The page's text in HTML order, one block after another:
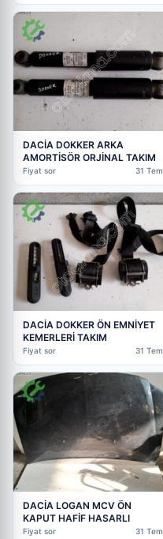
DACİA DOKKER ARKA
AMORTİSÖR ORJİNAL TAKIM
Fiyat sor 31 Tem
DACİA DOKKER ÖN EMNİYET
KEMERLERİ TAKIM
Fiyat sor 31 Tem
DACİA LOGAN MCV ÖN
KAPUT HAFİF HASARLI
Fiyat sor 31 Tem